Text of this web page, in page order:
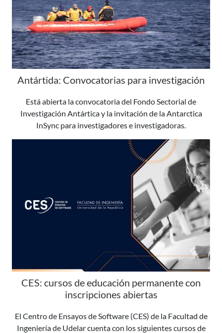
Antártida: Convocatorias para investigación
Está abierta la convocatoria del Fondo Sectorial de
Investigación Antártica y la invitación de la Antarctica
InSync para investigadores e investigadoras.
CES: cursos de educación permanente con
inscripciones abiertas
El Centro de Ensayos de Software (CES) de la Facultad de
Ingeniería de Udelar cuenta con los siguientes cursos de